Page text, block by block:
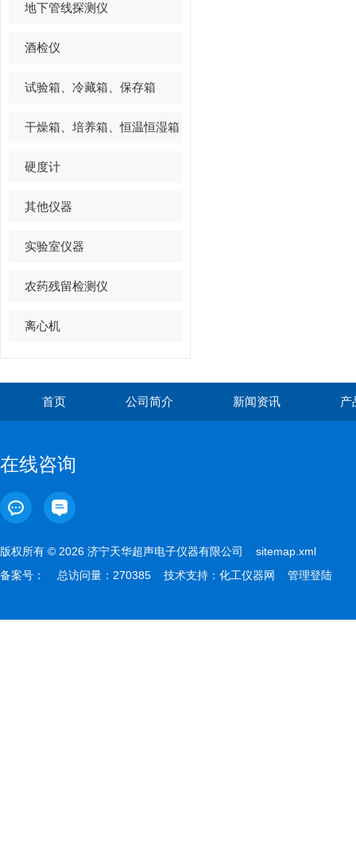
地下管线探测仪
酒检仪
试验箱、冷藏箱、保存箱
干燥箱、培养箱、恒温恒湿箱
硬度计
其他仪器
实验室仪器
农药残留检测仪
离心机
首页 公司简介 新闻资讯 产
在线咨询
版权所有 © 2026 济宁天华超声电子仪器有限公司 sitemap.xml
备案号：
总访问量：270385 技术支持： 化工仪器网 管理登陆